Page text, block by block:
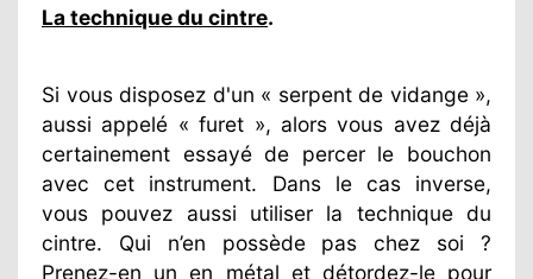
La technique du cintre.
Si vous disposez d'un « serpent de vidange »,
aussi appelé « furet », alors vous avez déjà
certainement essayé de percer le bouchon
avec cet instrument. Dans le cas inverse,
vous pouvez aussi utiliser la technique du
cintre. Qui n’en possède pas chez soi ?
Prenez-en un en métal et détordez-le pour